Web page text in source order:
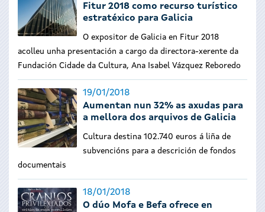
Fitur 2018 como recurso turístico
estratéxico para Galicia
O expositor de Galicia en Fitur 2018
acolleu unha presentación a cargo da directora-xerente da
Fundación Cidade da Cultura, Ana Isabel Vázquez Reboredo
19/01/2018
Aumentan nun 32% as axudas para
a mellora dos arquivos de Galicia
Cultura destina 102.740 euros á liña de
subvencións para a descrición de fondos
documentais
18/01/2018
O dúo Mofa e Befa ofrece en